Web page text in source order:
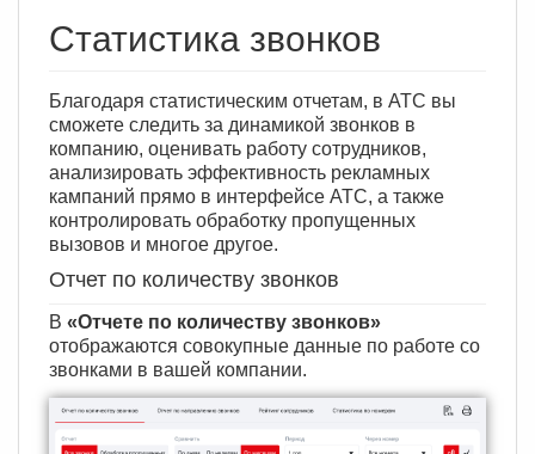
Статистика звонков
Благодаря статистическим отчетам, в АТС вы
сможете следить за динамикой звонков в
компанию, оценивать работу сотрудников,
анализировать эффективность рекламных
кампаний прямо в интерфейсе АТС, а также
контролировать обработку пропущенных
вызовов и многое другое.
Отчет по количеству звонков
В «Отчете по количеству звонков»
отображаются совокупные данные по работе со
звонками в вашей компании.